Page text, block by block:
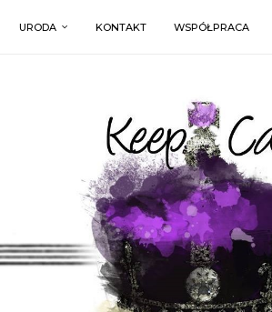
URODA KONTAKT WSPÓŁPRACA